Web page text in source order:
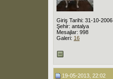
Giriş Tarihi: 31-10-2006
Şehir: antalya
Mesajlar: 998
Galeri: 16
19-05-2013, 22:02